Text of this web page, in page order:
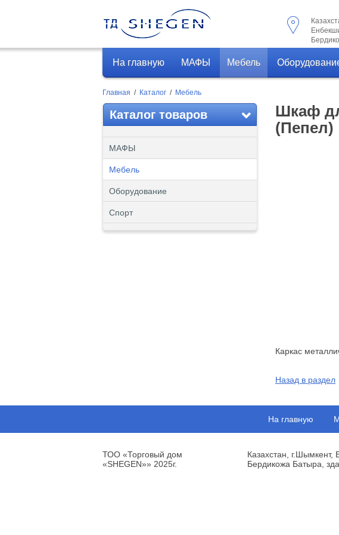
На главную МАФЫ Мебель
Главная / Каталог / Мебель
Каталог товаров
МАФЫ
Мебель
Оборудование
Спорт
Шкаф
(Пепел)
Каркас
Назад в раздел
На главную
ТОО «Торговый дом
«SHEGEN»» 2025г.
Казахстан, г.Шымкент,
Бердикожа Батыра,